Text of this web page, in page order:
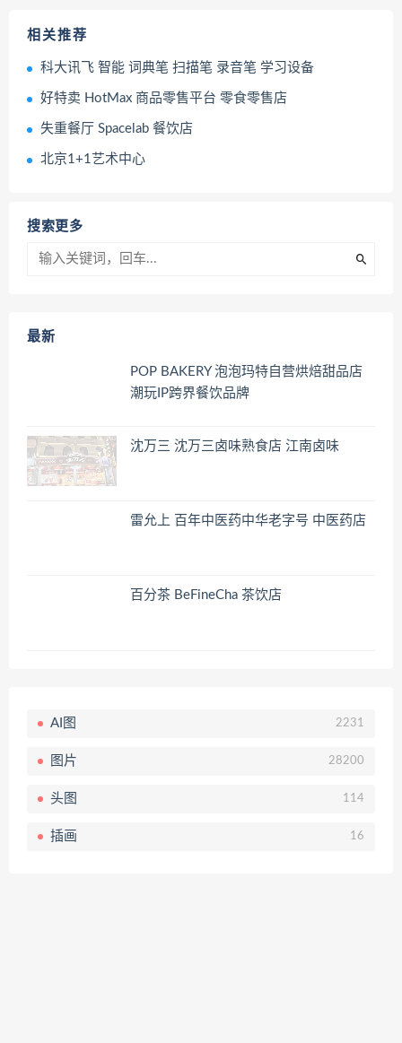
相关推荐
科大讯飞 智能 词典笔 扫描笔 录音笔 学习设备
好特卖 HotMax 商品零售平台 零食零售店
失重餐厅 Spacelab 餐饮店
北京1+1艺术中心
搜索更多
最新
POP BAKERY 泡泡玛特自营烘焙甜品店
潮玩IP跨界餐饮品牌
沈万三 沈万三卤味熟食店 江南卤味
雷允上 百年中医药中华老字号 中医药店
百分茶 BeFineCha 茶饮店
AI图 2231
图片 28200
头图 114
插画 16